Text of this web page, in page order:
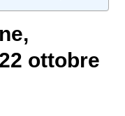
ottobre